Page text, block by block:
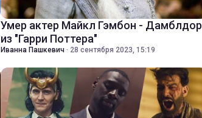
Умер актер Майкл Гэмбон - Дамблдор
из "Гарри Поттера"
Иванна Пашкевич · 28 сентября 2023, 15:19